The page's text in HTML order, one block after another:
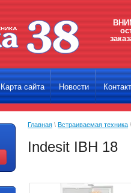
Карта сайта Новости
Главная \ Встраиваемая техника \
Indesit IBH 18